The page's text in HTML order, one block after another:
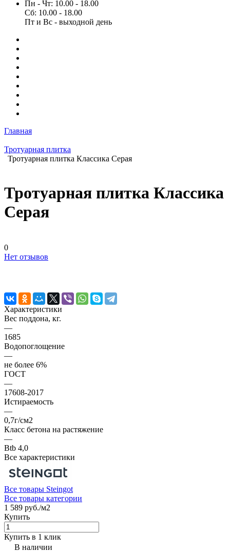
Пн - Чт: 10.00 - 18.00
Сб: 10.00 - 18.00
Пт и Вс - выходной день
Главная
Тротуарная плитка
Тротуарная плитка Классика Серая
Тротуарная плитка Классика
Серая
0
Нет отзывов
Характеристики
Вес поддона, кг.
—
1685
Водопоглощение
—
не более 6%
ГОСТ
—
17608-2017
Истираемость
—
0,7г/см2
Класс бетона на растяжение
—
Btb 4,0
Все характеристики
Все товары Steingot
Все товары категории
1 589 руб./м2
Купить
Купить в 1 клик
В наличии